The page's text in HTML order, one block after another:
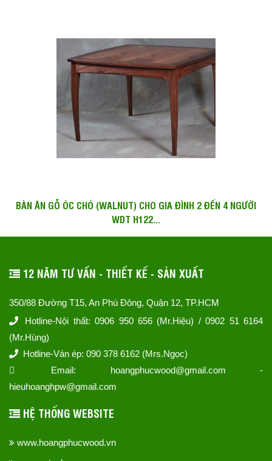
BÀN ĂN GỖ ÓC CHÓ (WALNUT) CHO GIA ĐÌNH 2 ĐẾN 4 NGƯỜI
WDT H122...
12 NĂM TƯ VẤN - THIẾT KẾ - SẢN XUẤT
350/88 Đường T15, An Phú Đông, Quận 12, TP.HCM
Hotline-Nội thất: 0906 950 656 (Mr.Hiệu) / 0902 51 6164
(Mr.Hùng)
Hotline-Ván ép: 090 378 6162 (Mrs.Ngọc)
Email: hoangphucwood@gmail.com -
hieuhoanghpw@gmail.com
HỆ THỐNG WEBSITE
www.hoangphucwood.vn